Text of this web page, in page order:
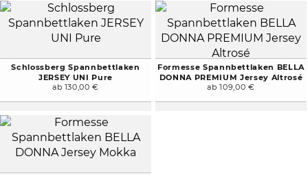
Schlossberg Spannbettlaken
JERSEY UNI Pure
ab 130,00 €
Formesse Spannbettlaken BELLA
DONNA PREMIUM Jersey Altrosé
ab 109,00 €